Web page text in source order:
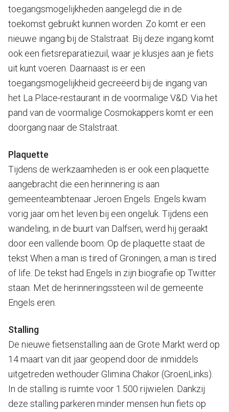
toegangsmogelijkheden aangelegd die in de
toekomst gebruikt kunnen worden. Zo komt er een
nieuwe ingang bij de Stalstraat. Bij deze ingang komt
ook een fietsreparatiezuil, waar je klusjes aan je fiets
uit kunt voeren. Daarnaast is er een
toegangsmogelijkheid gecreëerd bij de ingang van
het La Place-restaurant in de voormalige V&D. Via het
pand van de voormalige Cosmokappers komt er een
doorgang naar de Stalstraat.
Plaquette
Tijdens de werkzaamheden is er ook een plaquette
aangebracht die een herinnering is aan
gemeenteambtenaar Jeroen Engels. Engels kwam
vorig jaar om het leven bij een ongeluk. Tijdens een
wandeling, in de buurt van Dalfsen, werd hij geraakt
door een vallende boom. Op de plaquette staat de
tekst When a man is tired of Groningen, a man is tired
of life. De tekst had Engels in zijn biografie op Twitter
staan. Met de herinneringssteen wil de gemeente
Engels eren.
Stalling
De nieuwe fietsenstalling aan de Grote Markt werd op
14 maart van dit jaar geopend door de inmiddels
uitgetreden wethouder Glimina Chakor (GroenLinks).
In de stalling is ruimte voor 1.500 rijwielen. Dankzij
deze stalling parkeren minder mensen hun fiets op